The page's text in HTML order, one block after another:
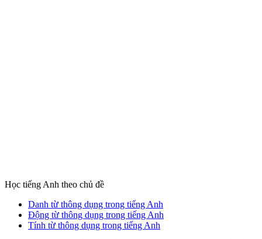
Học tiếng Anh theo chủ đề
Danh từ thông dụng trong tiếng Anh
Động từ thông dụng trong tiếng Anh
Tính từ thông dụng trong tiếng Anh